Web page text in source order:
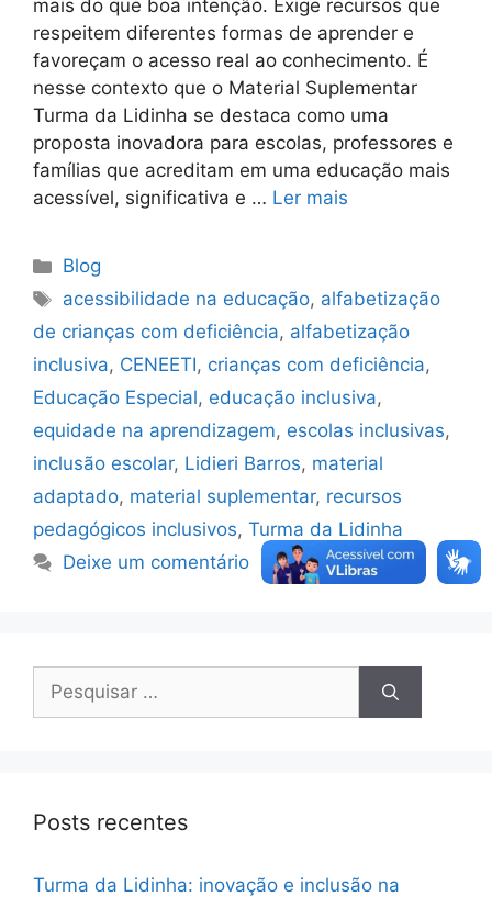
mais do que boa intenção. Exige recursos que
respeitem diferentes formas de aprender e
favoreçam o acesso real ao conhecimento. É
nesse contexto que o Material Suplementar
Turma da Lidinha se destaca como uma
proposta inovadora para escolas, professores e
famílias que acreditam em uma educação mais
acessível, significativa e … Ler mais
Blog
acessibilidade na educação, alfabetização
de crianças com deficiência, alfabetização
inclusiva, CENEETI, crianças com deficiência,
Educação Especial, educação inclusiva,
equidade na aprendizagem, escolas inclusivas,
inclusão escolar, Lidieri Barros, material
adaptado, material suplementar, recursos
pedagógicos inclusivos, Turma da Lidinha
Deixe um comentário
Posts recentes
Turma da Lidinha: inovação e inclusão na